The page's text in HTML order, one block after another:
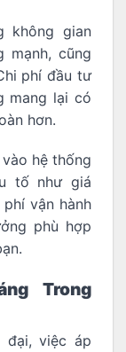
không gian
mạnh, cũng
phí đầu tư
mang lại có
hơn.
hệ thống
tố như giá
vận hành
phù hợp
Trong
đại, việc áp